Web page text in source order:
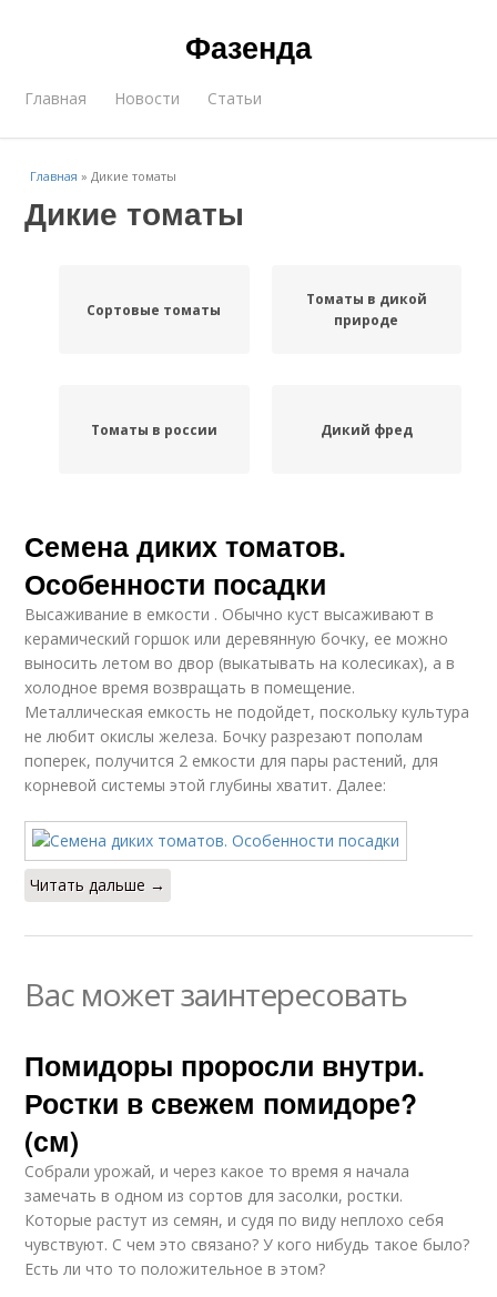
Фазенда
Главная Новости Статьи
Главная »Дикие томаты
Дикие томаты
Сортовые томаты
Томаты в дикой
природе
Томаты в россии Дикий фред
Семена диких томатов.
Особенности посадки
Высаживание в емкости . Обычно куст высаживают в
керамический горшок или деревянную бочку, ее можно
выносить летом во двор (выкатывать на колесиках), а в
холодное время возвращать в помещение.
Металлическая емкость не подойдет, поскольку культура
не любит окислы железа. Бочку разрезают пополам
поперек, получится 2 емкости для пары растений, для
корневой системы этой глубины хватит. Далее:
Читать дальше →
Вас может заинтересовать
Помидоры проросли внутри.
Ростки в свежем помидоре?
(см)
Собрали урожай, и через какое то время я начала
замечать в одном из сортов для засолки, ростки.
Которые растут из семян, и судя по виду неплохо себя
чувствуют. С чем это связано? У кого нибудь такое было?
Есть ли что то положительное в этом?